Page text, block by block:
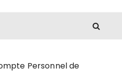
Personnel de